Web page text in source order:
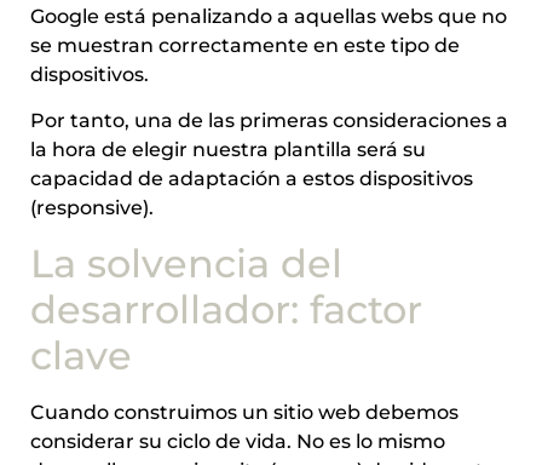
Google está penalizando a aquellas webs que no
se muestran correctamente en este tipo de
dispositivos.
Por tanto, una de las primeras consideraciones a
la hora de elegir nuestra plantilla será su
capacidad de adaptación a estos dispositivos
(responsive).
La solvencia del
desarrollador: factor
clave
Cuando construimos un sitio web debemos
considerar su ciclo de vida. No es lo mismo